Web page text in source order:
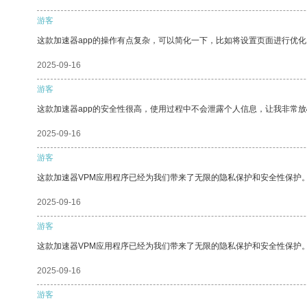
游客
这款加速器app的操作有点复杂，可以简化一下，比如将设置页面进行优化
2025-09-16
游客
这款加速器app的安全性很高，使用过程中不会泄露个人信息，让我非常放
2025-09-16
游客
这款加速器VPM应用程序已经为我们带来了无限的隐私保护和安全性保护。
2025-09-16
游客
这款加速器VPM应用程序已经为我们带来了无限的隐私保护和安全性保护。
2025-09-16
游客